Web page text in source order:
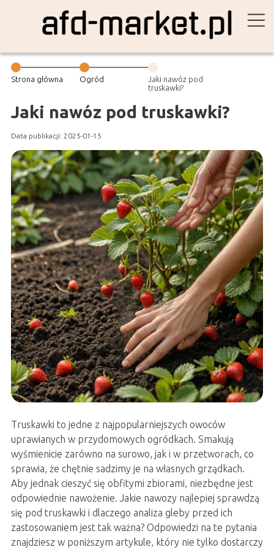
Strona główna Ogród
Jaki nawóz pod
truskawki?
Jaki nawóz pod truskawki?
Data publikacji: 2025-01-15
Truskawki to jedne z najpopularniejszych owoców
uprawianych w przydomowych ogródkach. Smakują
wyśmienicie zarówno na surowo, jak i w przetworach, co
sprawia, że chętnie sadzimy je na własnych grządkach.
Aby jednak cieszyć się obfitymi zbiorami, niezbędne jest
odpowiednie nawożenie. Jakie nawozy najlepiej sprawdzą
się pod truskawki i dlaczego analiza gleby przed ich
zastosowaniem jest tak ważna? Odpowiedzi na te pytania
znajdziesz w poniższym artykule, który nie tylko dostarczy